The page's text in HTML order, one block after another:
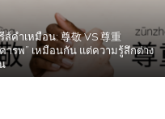
ส์คำเหมือน: 尊敬 VS 尊重
คารพ” เหมือนกัน แต่ความรู้สึกต่าง